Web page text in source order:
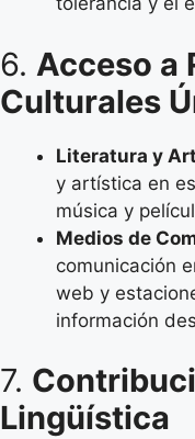
6. Acceso a
Culturales
Literatura y
y artística en
música y
Medios de
comunicación
web y
información
7.
Lingüística